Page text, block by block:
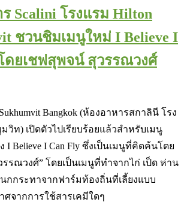
Scalini โรงแรม Hilton
ชวนชิมเมนูใหม่ I Believe I
ดยเชฟสุพจน์ สุวรรณวงศ์
Bangkok (ห้องอาหารสกาลินี โรง
วิท) เปิดตัวไปเรียบร้อยแล้วสำหรับเมนู
I Believe I Can Fly ซึ่งเป็นเมนูที่คิดค้นโดย
รณวงศ์” โดยเป็นเมนูที่ทำจากไก่ เป็ด ห่าน
กกระทาจากฟาร์มท้องถิ่นที่เลี้ยงแบบ
ศจากการใช้สารเคมีใดๆ